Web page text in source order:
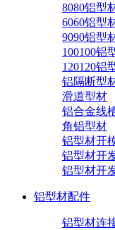
8080铝型
6060铝型
9090铝型
100100铝
120120铝
铝隔断型
滑道型材
铝合金线
角铝型材
铝型材开
铝型材开
铝型材开
铝型材配件
铝型材连